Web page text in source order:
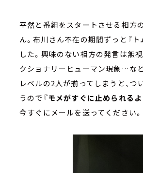
平然と番組をスタートさせる相方
ん。布川さん不在の期間ずっと『
した。興味のない相方の発言は無
クショナリーヒューマン現象…な
レベルの2人が揃ってしまうと、
うので 『モメがすぐに止められる
今すぐにメールを送ってください。